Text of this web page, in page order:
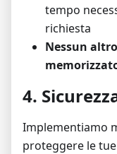
tempo
richiesta
Nessun
4.
Implementiamo
proteggere le